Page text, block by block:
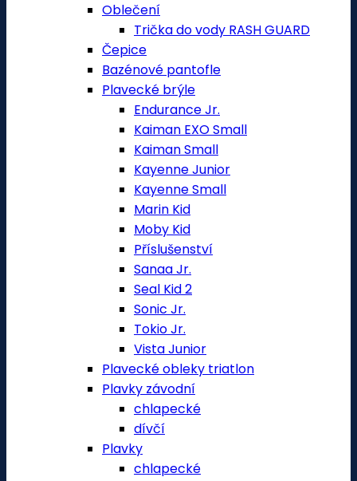
Oblečení
Trička do vody RASH GUARD
Čepice
Bazénové pantofle
Plavecké brýle
Endurance Jr.
Kaiman EXO Small
Kaiman Small
Kayenne Junior
Kayenne Small
Marin Kid
Moby Kid
Příslušenství
Sanaa Jr.
Seal Kid 2
Sonic Jr.
Tokio Jr.
Vista Junior
Plavecké obleky triatlon
Plavky závodní
chlapecké
dívčí
Plavky
chlapecké